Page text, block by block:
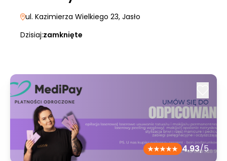
ul. Kazimierza Wielkiego 23, Jasło
Dzisiaj:zamknięte
4.93/5